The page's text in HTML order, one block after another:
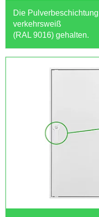
Die
verkehrsweiß
(RAL 9016) gehalten.